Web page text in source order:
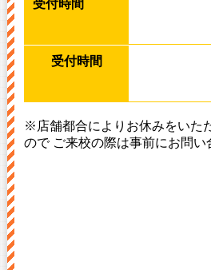
※店舗都合によりお休みをいた
ので ご来校の際は事前にお問い